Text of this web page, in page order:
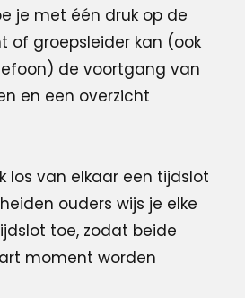
je met één druk op de
of groepsleider kan (ook
de voortgang van
en een overzicht
los van elkaar een tijdslot
ouders wijs je elke
toe, zodat beide
moment worden